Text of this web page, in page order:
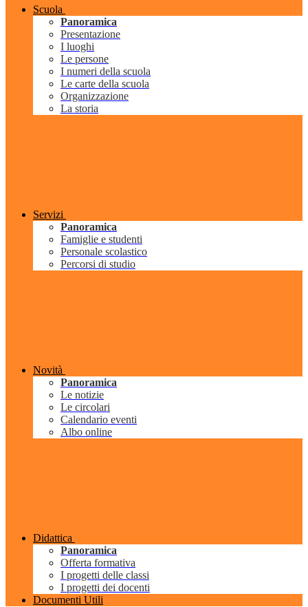
Scuola
Panoramica
Presentazione
I luoghi
Le persone
I numeri della scuola
Le carte della scuola
Organizzazione
La storia
Servizi
Panoramica
Famiglie e studenti
Personale scolastico
Percorsi di studio
Novità
Panoramica
Le notizie
Le circolari
Calendario eventi
Albo online
Didattica
Panoramica
Offerta formativa
I progetti delle classi
I progetti dei docenti
Documenti Utili